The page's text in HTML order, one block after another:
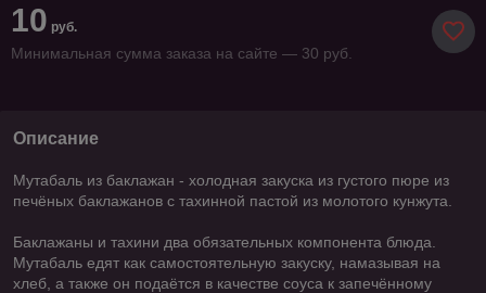
10 руб.
Минимальная сумма заказа на сайте — 30 руб.
Описание
Мутабаль из баклажан - холодная закуска из густого пюре из
печёных баклажанов с тахинной пастой из молотого кунжута.
Баклажаны и тахини два обязательных компонента блюда.
Мутабаль едят как самостоятельную закуску, намазывая на
хлеб, а также он подаётся в качестве соуса к запечённому